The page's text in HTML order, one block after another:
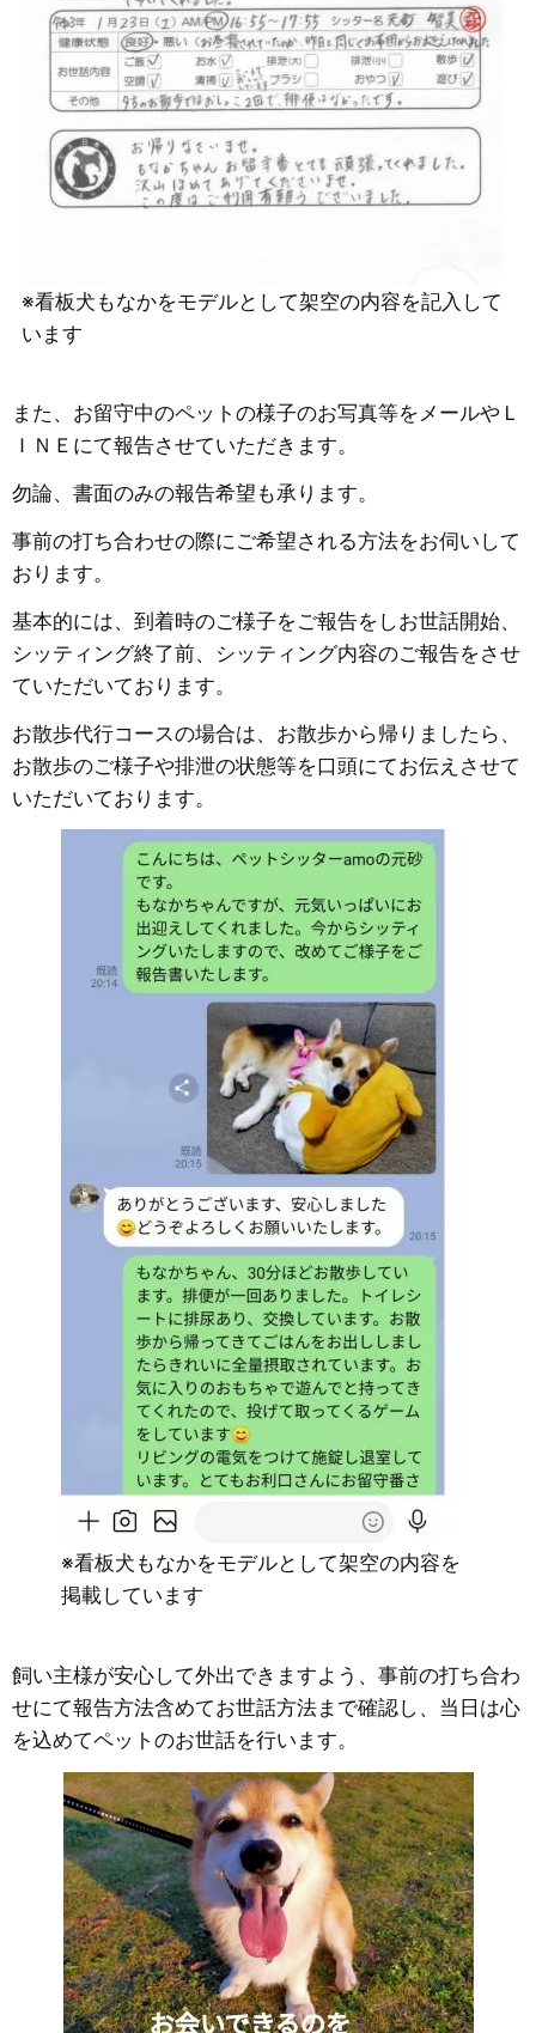
※看板犬もなかをモデルとして架空の内容を記入して
います
また、お留守中のペットの様子のお写真等をメールやＬ
ＩＮＥにて報告させていただきます。
勿論、書面のみの報告希望も承ります。
事前の打ち合わせの際にご希望される方法をお伺いして
おります。
基本的には、到着時のご様子をご報告をしお世話開始、
シッティング終了前、シッティング内容のご報告をさせ
ていただいております。
お散歩代行コースの場合は、お散歩から帰りましたら、
お散歩のご様子や排泄の状態等を口頭にてお伝えさせて
いただいております。
※看板犬もなかをモデルとして架空の内容を
掲載しています
飼い主様が安心して外出できますよう、事前の打ち合わ
せにて報告方法含めてお世話方法まで確認し、当日は心
を込めてペットのお世話を行います。